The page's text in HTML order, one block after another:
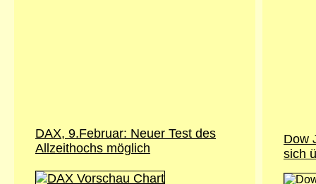
DAX, 9.Februar: Neuer Test des
Allzeithochs möglich
Dow
sich